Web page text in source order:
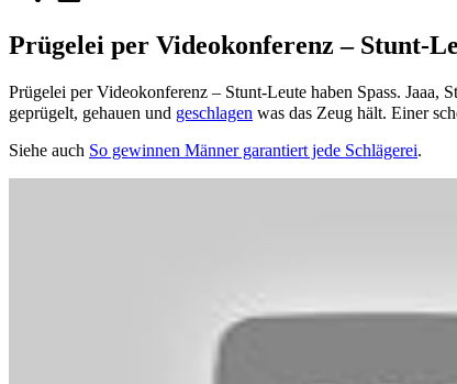
Prügelei per Videokonferenz – Stunt-
Prügelei per Videokonferenz – Stunt-Leute haben Spass.
geprügelt, gehauen und geschlagen was das Zeug hält. Einer
Siehe auch So gewinnen Männer garantiert jede Schlägerei.